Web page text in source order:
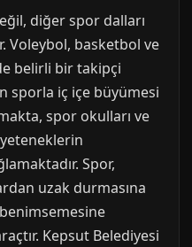
diğer spor dalları
Voleybol, basketbol ve
belirli bir takipçi
sporla iç içe büyümesi
spor okulları ve
Spor,
uzak durmasına
Kepsut Belediyesi